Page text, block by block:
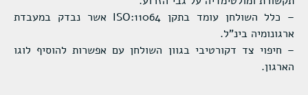
– כלל השולחן עומד בתקן ISO:11064 אשר נבדק במעבדת
ארגונומיה בינ"ל.
– חיפוי צד דקורטיבי בגוון השולחן עם אפשרות להוסיף לוגו
הארגון.